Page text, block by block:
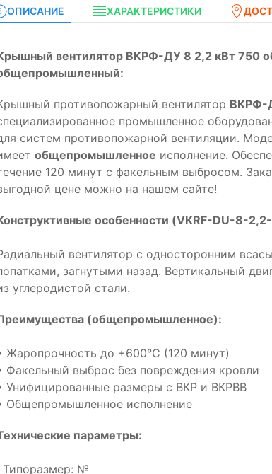
ОПИСАНИЕ ХАРАКТЕРИСТИКИ
вентилятор ВКРФ-ДУ 8 2,2 кВт 750
противопожарный вентилятор ВКРФ-
промышленное
систем противопожарной вентиляции.
общепромышленное исполнение.
120 минут с факельным выбросом.
цене можно на нашем сайте!
особенности (VKRF-DU-8-
вентилятор с односторонним
загнутыми назад. Вертикальный
углеродистой стали.
(общепромышленное):
Жаропрочность до +600°С (120 минут)
Факельный выброс без повреждения кровли
Унифицированные размеры с ВКР и ВКРВВ
Общепромышленное исполнение
параметры:
Типоразмер: №